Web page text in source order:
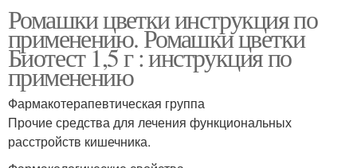
Ромашки цветки инструкция по
применению. Ромашки цветки
Биотест 1,5 г : инструкция по
применению
Фармакотерапевтическая группа
Прочие средства для лечения функциональных
расстройств кишечника.